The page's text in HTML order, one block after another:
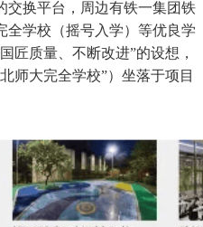
交换平台，周边有铁一集团铁
全学校（摇号入学）等优良学
匠质量、不断改进”的设想，
师大完全学校”）坐落于项目